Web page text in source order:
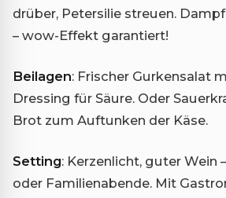
drüber, Petersilie streuen.
– wow-Effekt garantiert!
Beilagen: Frischer Gurkensalat
Dressing für Säure. Oder
Brot zum Auftunken der Käse.
Setting: Kerzenlicht, guter Wein
oder Familienabende. Mit